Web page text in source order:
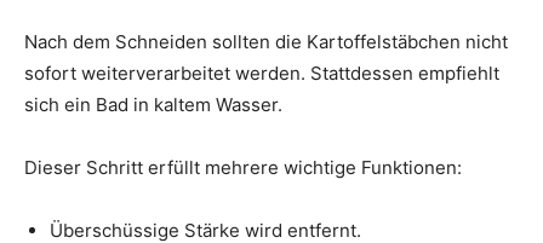
Nach dem Schneiden sollten die Kartoffelstäbchen nicht
sofort weiterverarbeitet werden. Stattdessen empfiehlt
sich ein Bad in kaltem Wasser.
Dieser Schritt erfüllt mehrere wichtige Funktionen:
Überschüssige Stärke wird entfernt.